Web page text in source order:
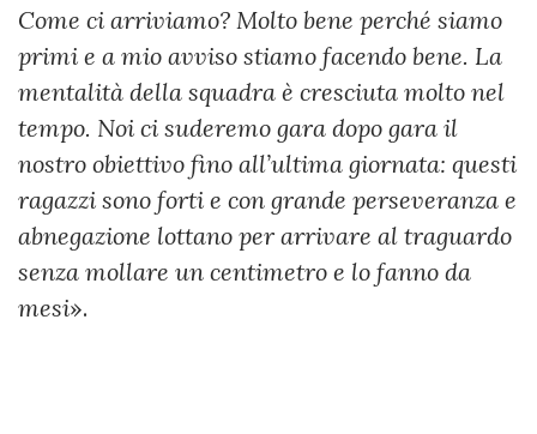
Come ci arriviamo? Molto bene perché siamo
primi e a mio avviso stiamo facendo bene. La
mentalità della squadra è cresciuta molto nel
tempo. Noi ci suderemo gara dopo gara il
nostro obiettivo fino all’ultima giornata: questi
ragazzi sono forti e con grande perseveranza e
abnegazione lottano per arrivare al traguardo
senza mollare un centimetro e lo fanno da
mesi».